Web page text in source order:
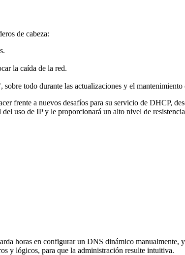
de cabeza:
la caída de la red.
todo durante las actualizaciones y el mantenimiento
frente a nuevos desafíos para su servicio de DHCP,
uso de IP y le proporcionará un alto nivel de
horas en configurar un DNS dinámico manualmente,
y lógicos, para que la administración resulte intuitiva.